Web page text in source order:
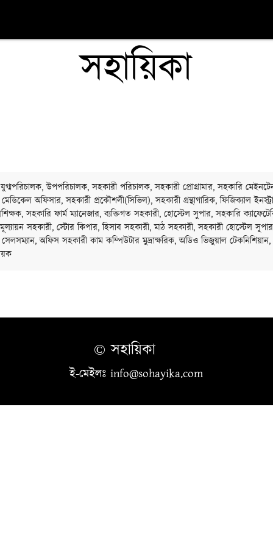
সহায়িকা
উপপরিচালক, সহকারী পরিচালক, সহকারী প্রোগ্রামার, সহকারি
মেডিকেল অফিসার, সহকারী প্রকৌশলী(সিভিল), সহকারী গ্রন্থাগারিক, ফিজিক্যাল
সহকারি ফার্ম ম্যানেজার, ব্যক্তিগত সহকারী, হোস্টেল সুপার, সহকারি
মূল্যায়ন সহকারী, স্টোর কিপার, হিসাব সহকারী, মাঠ সহকারী, সহকারী হোস্টেল সুপার,
অফিস সহকারী কাম কম্পিউটার মুদ্রাক্ষরিক, অডিও ভিজুয়াল টেকনিশিয়ান,
© সহায়িকা
ই-মেইলঃ info@sohayika.com